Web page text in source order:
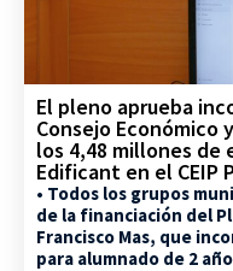
El pleno aprueba
Consejo Económico
los 4,48 millones de
Edificant en el CEIP
• Todos los grupos
de la financiación del
Francisco Mas, que
para alumnado de 2